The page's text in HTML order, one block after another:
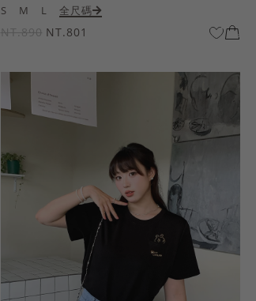
S M L 全尺碼
NT.890 NT.801